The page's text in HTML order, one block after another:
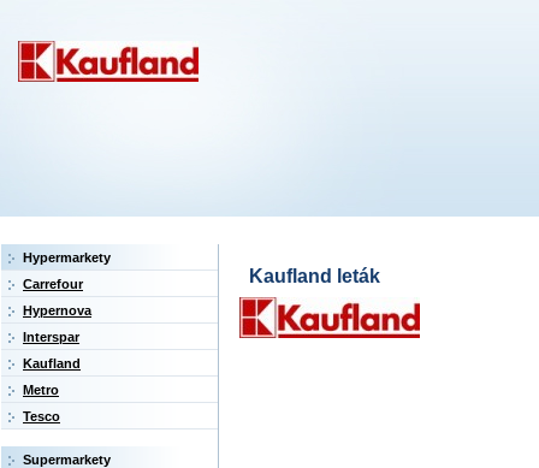
Kaufland leták
Hypermarkety
Carrefour
Hypernova
Interspar
Kaufland
Metro
Tesco
Supermarkety